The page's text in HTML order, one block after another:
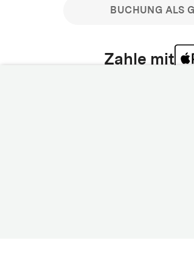
BUCHUNG ALS
Zahle mit
Bitte beachte:
min vor Filmbeginn
Melde dich an, um deine
Nur sofern du die